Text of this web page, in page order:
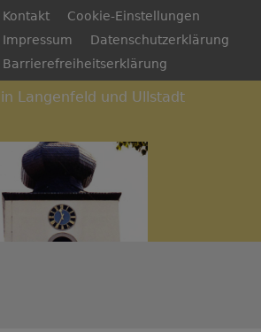
Kontakt
Cookie-Einstellungen
Impressum
Datenschutzerklärung
Barrierefreiheitserklärung
Langenfeld und Ullstadt